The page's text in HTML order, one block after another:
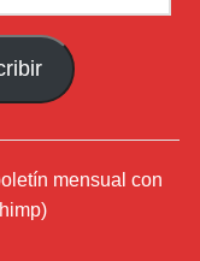
mensual con